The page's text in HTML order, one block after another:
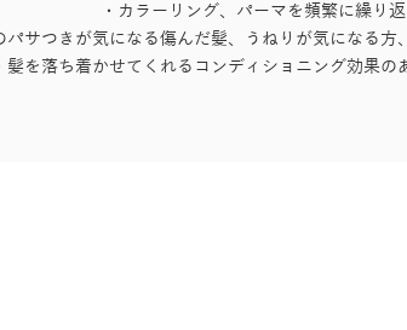
・カラーリング、パーマを頻繁に繰り
パサつきが気になる傷んだ髪、うねりが気になる方
髪を落ち着かせてくれるコンディショニング効果の